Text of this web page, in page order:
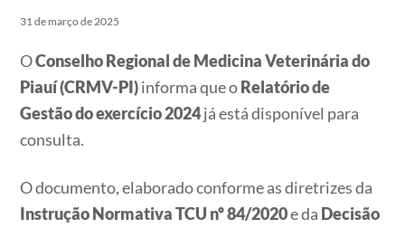
31 de março de 2025
OConselho Regional de Medicina Veterinária do
Piauí (CRMV-PI)informa que oRelatório de
Gestão do exercício 2024já está disponível para
consulta.
O documento, elaborado conforme as diretrizes da
Instrução Normativa TCU nº 84/2020e da Decisão